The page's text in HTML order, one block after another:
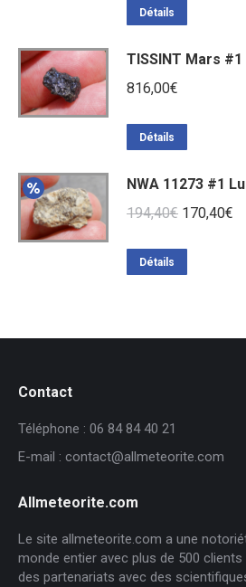
Détails
TISSINT Mars #1
816,00€
Détails
NWA 11273 #1
194,40€ Le
170,40€
Détails
Contact
Téléphone : 06 84 84 40 21
E-mail : contact@allmeteorite.com
Allmeteorite.com
Le site allmeteorite.com a une
monde entier avec plus de 500
des partenariats avec des